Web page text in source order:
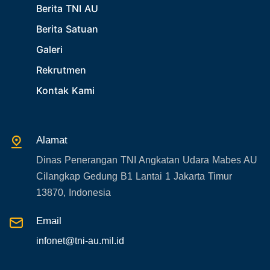
35. Gangguan bandara
36. Kecelakaan pesawat TNI
37. Kecelakaan pesawat swasta
39. Gangguan KAMTIBMAS
Berita TNI AU
Berita Satuan
Galeri
Rekrutmen
Kontak Kami
Alamat
Dinas Penerangan TNI Angkatan Udara Mabes AU
Cilangkap Gedung B1 Lantai 1 Jakarta Timur
13870, Indonesia
Email
infonet@tni-au.mil.id